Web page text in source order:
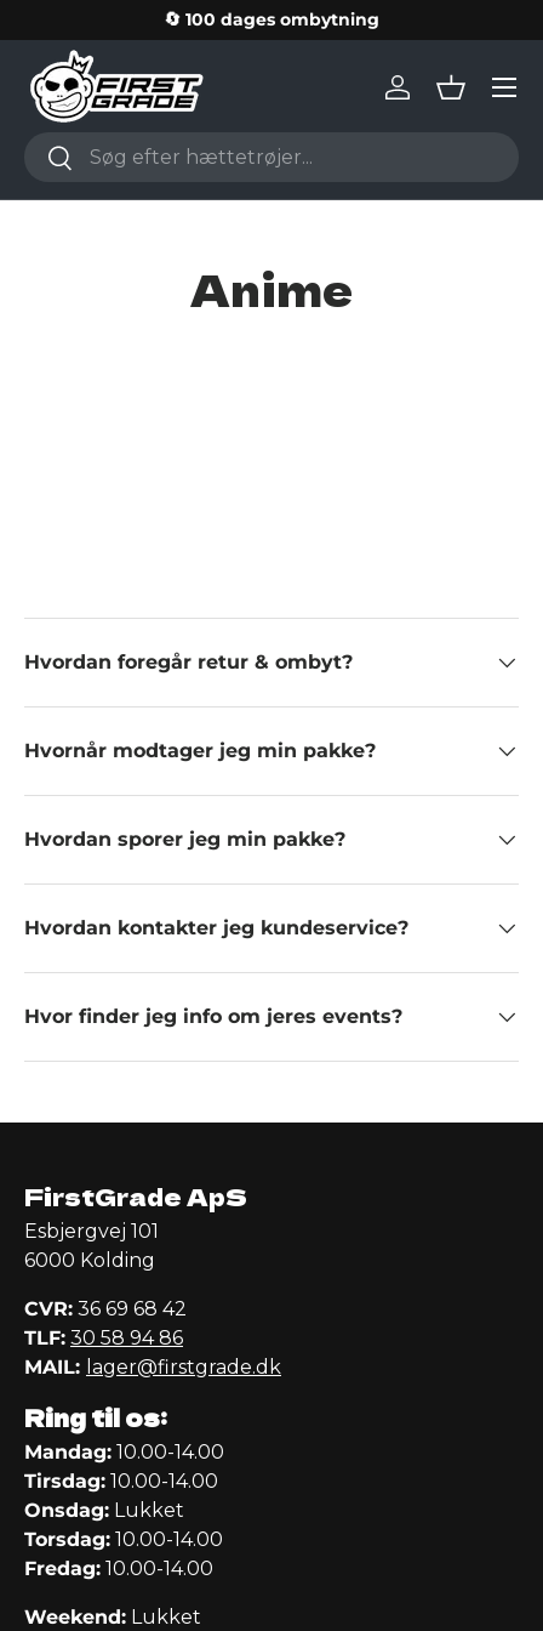
Skip to content
🔄 100 dages ombytning
Search
Search
Log inBasket
Anime
Hvordan foregår retur & ombyt?
Hvornår modtager jeg min pakke?
Hvordan sporer jeg min pakke?
Hvordan kontakter jeg kundeservice?
Hvor finder jeg info om jeres events?
FirstGrade ApS
Esbjergvej 101
6000 Kolding
CVR: 36 69 68 42
TLF: 30 58 94 86
MAIL: lager@firstgrade.dk
Ring til os:
Mandag: 10.00-14.00
Tirsdag: 10.00-14.00
Onsdag: Lukket
Torsdag: 10.00-14.00
Fredag: 10.00-14.00
Weekend: Lukket